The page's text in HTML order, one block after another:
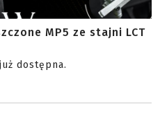
MP5 ze stajni LCT
dostępna.